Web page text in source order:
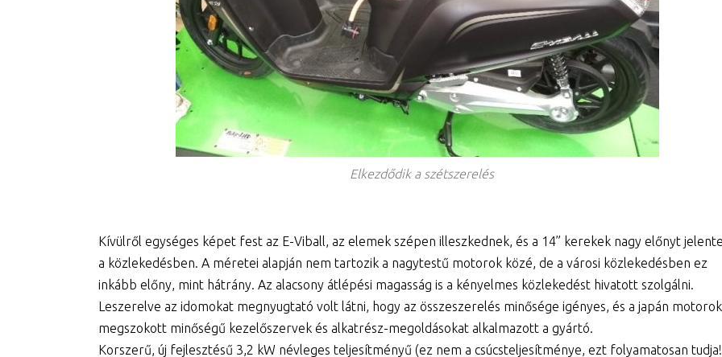
Elkezdődik a szétszerelés
Kívülről egységes képet fest az E-Viball, az elemek szépen illeszkednek, és a 14” kerekek nagy előnyt
a közlekedésben. A méretei alapján nem tartozik a nagytestű motorok közé, de a városi közlekedésben ez
inkább előny, mint hátrány. Az alacsony átlépési magasság is a kényelmes közlekedést hivatott szolgálni.
Leszerelve az idomokat megnyugtató volt látni, hogy az összeszerelés minősége igényes, és a japán
megszokott minőségű kezelőszervek és alkatrész-megoldásokat alkalmazott a gyártó.
Korszerű, új fejlesztésű 3,2 kW névleges teljesítményű (ez nem a csúcsteljesítménye, ezt folyamatosan